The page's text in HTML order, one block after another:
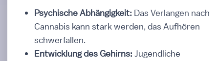
Psychische Abhängigkeit: Das Verlangen nach
Cannabis kann stark werden, das Aufhören
schwerfallen.
Entwicklung des Gehirns: Jugendliche